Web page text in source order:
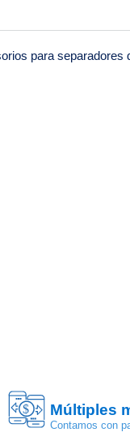
para separadores
$ Múltiples
Contamos con